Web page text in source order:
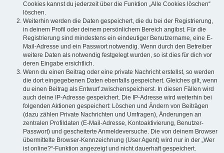
Cookies kannst du jederzeit über die Funktion „Alle Cookies löschen“
löschen.
Weiterhin werden die Daten gespeichert, die du bei der Registrierung,
in deinem Profil oder deinem persönlichem Bereich angibst. Für die
Registrierung sind mindestens ein eindeutiger Benutzername, eine E-
Mail-Adresse und ein Passwort notwendig. Wenn durch den Betreiber
weitere Daten als notwendig festgelegt wurden, so ist dies für dich vor
deren Eingabe ersichtlich.
Wenn du einen Beitrag oder eine private Nachricht erstellst, so werden
die dort eingegebenen Daten ebenfalls gespeichert. Gleiches gilt, wenn
du einen Beitrag als Entwurf zwischenspeicherst. In diesen Fällen wird
auch deine IP-Adresse gespeichert. Die IP-Adresse wird weiterhin bei
folgenden Aktionen gespeichert: Löschen und Ändern von Beiträgen
(dazu zählen Private Nachrichten und Umfragen), Änderungen an
zentralen Profildaten (E-Mail-Adresse, Kontoaktivierung, Benutzer-
Passwort) und gescheiterte Anmeldeversuche. Die von deinem Browser
übermittelte Browser-Kennzeichnung (User Agent) wird nur in der „Wer
ist online?“-Funktion angezeigt und nicht dauerhaft gespeichert.